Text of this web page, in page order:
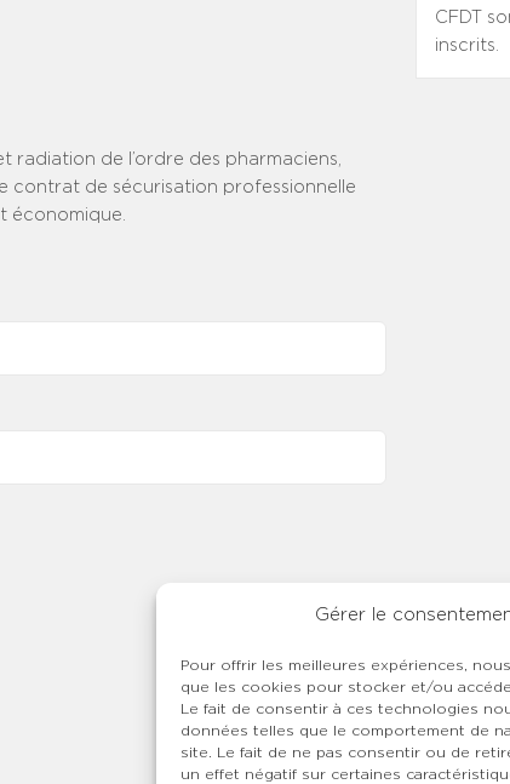
Gérer le
Pour offrir les meilleures expériences,
que les cookies pour stocker et/ou
Le fait de consentir à ces technologies
données telles que le comportement de
site. Le fait de ne pas consentir ou de
un effet négatif sur certaines
radiation de l’ordre des pharmaciens,
contrat de sécurisation professionnelle
économique.
CFDT
inscrits.